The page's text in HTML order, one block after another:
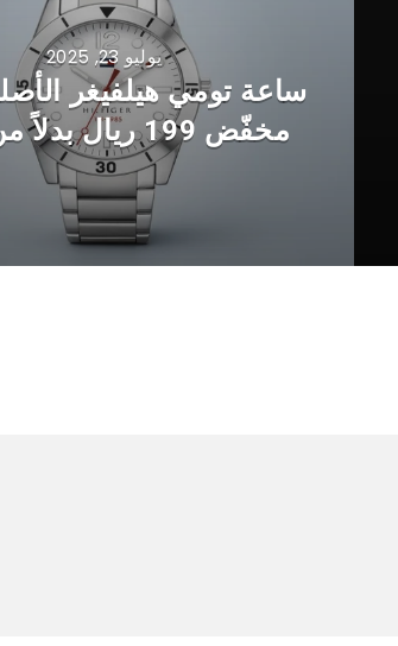
يوليو 23, 2025
ساعة تومي هيلفيغر
مخفّض 199 ريال بدلاً من 428!